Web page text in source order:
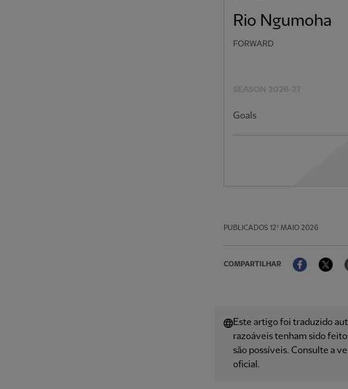
Rio Ngumoha
FORWARD
Goals
PUBLICADOS 12º MAIO 2026
COMPARTILHAR
Facebook
Este artigo foi traduzido
razoáveis ​​tenham sido
são possíveis. Consulte a
oficial.